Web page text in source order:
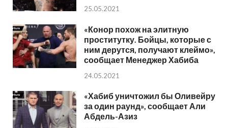
25.05.2021
«Конор похож на элитную
проститутку. Бойцы, которые с
ним дерутся, получают клеймо»,
сообщает Менеджер Хабиба
24.05.2021
«Хабиб уничтожил бы Оливейру
за один раунд», сообщает Али
Абдель-Азиз